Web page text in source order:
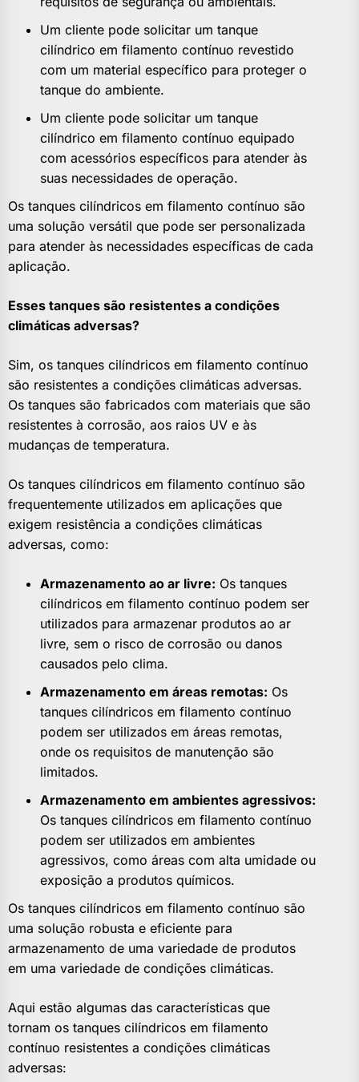
Um cliente pode solicitar um tanque
cilíndrico em filamento contínuo revestido
com um material específico para proteger o
tanque do ambiente.
Um cliente pode solicitar um tanque
cilíndrico em filamento contínuo equipado
com acessórios específicos para atender às
suas necessidades de operação.
Os tanques cilíndricos em filamento contínuo são
uma solução versátil que pode ser personalizada
para atender às necessidades específicas de cada
aplicação.
Esses tanques são resistentes a condições
climáticas adversas?
Sim, os tanques cilíndricos em filamento contínuo
são resistentes a condições climáticas adversas.
Os tanques são fabricados com materiais que são
resistentes à corrosão, aos raios UV e às
mudanças de temperatura.
Os tanques cilíndricos em filamento contínuo são
frequentemente utilizados em aplicações que
exigem resistência a condições climáticas
adversas, como:
Armazenamento ao ar livre: Os tanques
cilíndricos em filamento contínuo podem ser
utilizados para armazenar produtos ao ar
livre, sem o risco de corrosão ou danos
causados pelo clima.
Armazenamento em áreas remotas: Os
tanques cilíndricos em filamento contínuo
podem ser utilizados em áreas remotas,
onde os requisitos de manutenção são
limitados.
Armazenamento em ambientes agressivos:
Os tanques cilíndricos em filamento contínuo
podem ser utilizados em ambientes
agressivos, como áreas com alta umidade ou
exposição a produtos químicos.
Os tanques cilíndricos em filamento contínuo são
uma solução robusta e eficiente para
armazenamento de uma variedade de produtos
em uma variedade de condições climáticas.
Aqui estão algumas das características que
tornam os tanques cilíndricos em filamento
contínuo resistentes a condições climáticas
adversas: